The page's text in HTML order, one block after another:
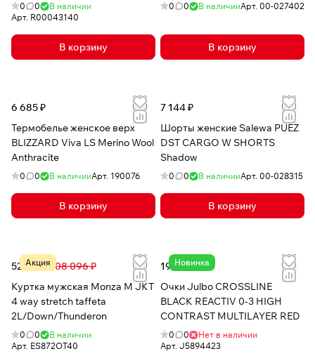
0 0
В наличии
Арт. R00043140
В корзину
0 0 В наличииАрт. 00-027402
В корзину
6 685 ₽
Термобелье женское верх
BLIZZARD Viva LS Merino Wool
Anthracite
0 0 В наличииАрт. 190076
В корзину
7 144 ₽
Шорты женские Salewa PUEZ
DST CARGO W SHORTS
Shadow
0 0 В наличииАрт. 00-028315
В корзину
Акция
52 091 ₽ 108 096 ₽
Куртка мужская Monza M JKT
4 way stretch taffeta
2L/Down/Thunderon
0 0
В наличии
Арт. ES872OT40
Новинка
19 311 ₽
Очки Julbo CROSSLINE
BLACK REACTIV 0-3 HIGH
CONTRAST MULTILAYER RED
0 0
Нет в наличии
Арт. J5894423